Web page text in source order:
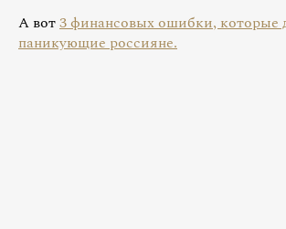
А вот3 финансовых ошибки, которые
паникующие россияне.